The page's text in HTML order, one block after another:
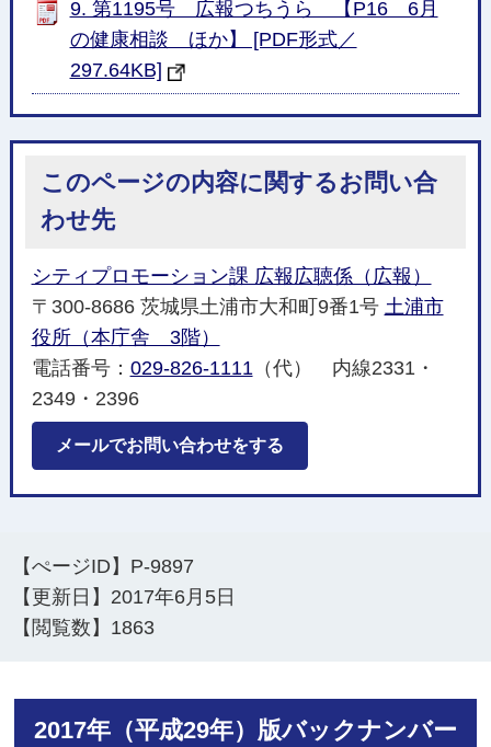
9. 第1195号 広報つちうら 【P16 6月
の健康相談 ほか】 [PDF形式／
297.64KB]
このページの内容に関するお問い合
わせ先
シティプロモーション課 広報広聴係（広報）
〒300-8686 茨城県土浦市大和町9番1号 土浦市
役所（本庁舎 3階）
電話番号： 029-826-1111 （代） 内線2331・
2349・2396
メールでお問い合わせをする
【ぺージID】 P-9897
【更新日】 2017年6月5日
【閲覧数】 1863
2017年（平成29年）版バックナンバー